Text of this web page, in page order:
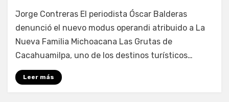
Fernando Miranda Servín
Jorge Contreras El periodista Óscar Balderas
denunció el nuevo modus operandi atribuido a La
Nueva Familia Michoacana Las Grutas de
Cacahuamilpa, uno de los destinos turísticos…
Leer más